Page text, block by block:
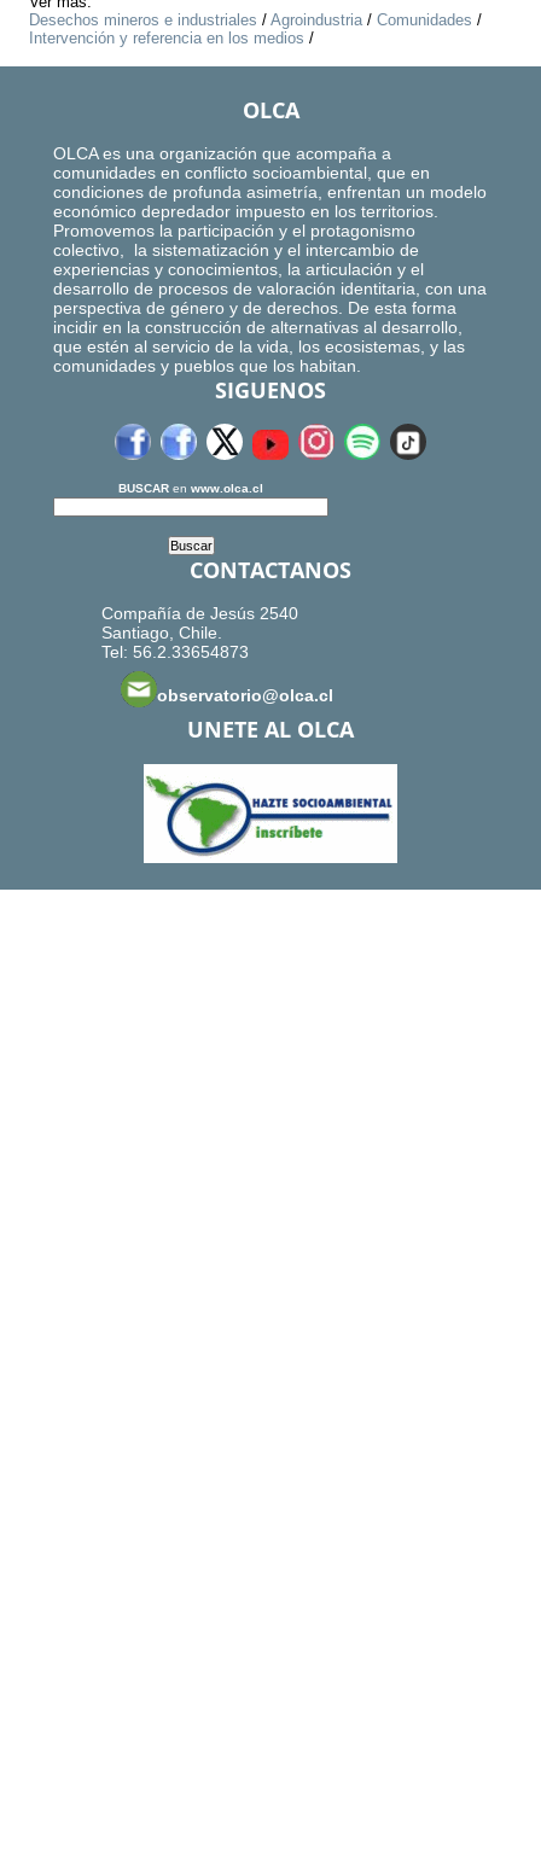
Desechos mineros e industriales / Agroindustria/ Comunidades /
Intervención y referencia en los medios /
OLCA
OLCA es una organización que acompaña a
comunidades en conflicto socioambiental, que en
condiciones de profunda asimetría, enfrentan un modelo
económico depredador impuesto en los territorios.
Promovemos la participación y el protagonismo
colectivo, la sistematización y el intercambio de
experiencias y conocimientos, la articulación y el
desarrollo de procesos de valoración identitaria, con una
perspectiva de género y de derechos. De esta forma
incidir en la construcción de alternativas al desarrollo,
que estén al servicio de la vida, los ecosistemas, y las
comunidades y pueblos que los habitan.
SIGUENOS
BUSCAR en www.olca.cl
CONTACTANOS
Compañía de Jesús 2540
Santiago, Chile.
Tel: 56.2.33654873
observatorio@olca.cl
UNETE AL OLCA